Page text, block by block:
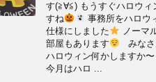
す(≧∀≦) もうすぐハロウィ
すね
事務所をハロウ
仕様にしました
ノーマ
部屋もあります
みなさ
ハロウィン何かしますか〜
今月はハロ ...